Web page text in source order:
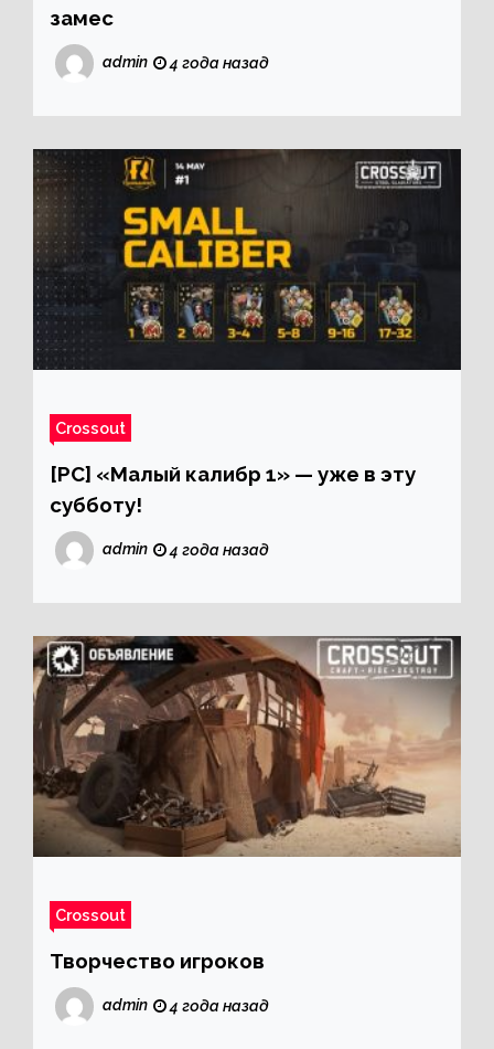
замес
admin 4 года назад
Crossout
[PC] «Малый калибр 1» — уже в эту
субботу!
admin 4 года назад
Crossout
Творчество игроков
admin 4 года назад